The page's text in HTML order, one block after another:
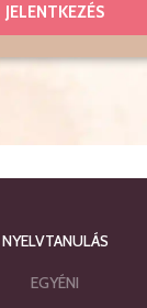
JELENTKEZÉS
NYELVTANULÁS
EGYÉNI